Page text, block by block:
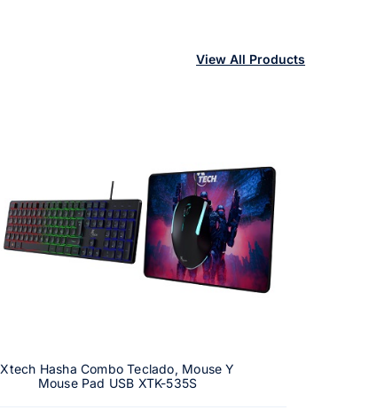
View All Products
Xtech Hasha Combo Teclado, Mouse Y
Mouse Pad USB XTK-535S